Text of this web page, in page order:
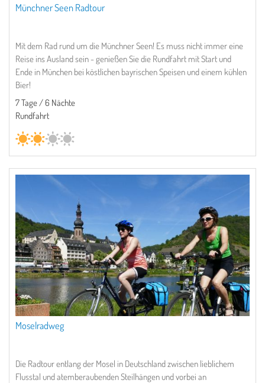
Münchner Seen Radtour
Mit dem Rad rund um die Münchner Seen! Es muss nicht immer eine
Reise ins Ausland sein - genießen Sie die Rundfahrt mit Start und
Ende in München bei köstlichen bayrischen Speisen und einem kühlen
Bier!
7 Tage / 6 Nächte
Rundfahrt
Moselradweg
Die Radtour entlang der Mosel in Deutschland zwischen lieblichem
Flusstal und atemberaubenden Steilhängen und vorbei an